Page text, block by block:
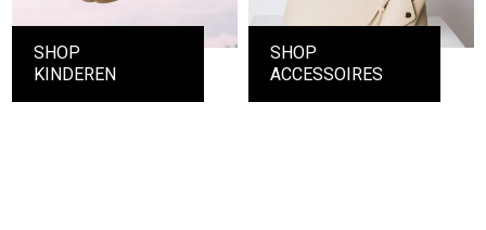
SHOP
KINDEREN
SHOP
ACCESSOIRES